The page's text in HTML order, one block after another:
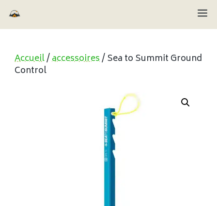
au
contenu
Accueil/accessoires/ Sea to Summit Ground
Control